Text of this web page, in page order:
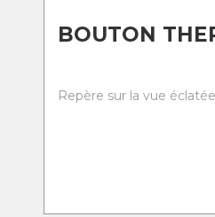
BOUTON
Repère sur la vue